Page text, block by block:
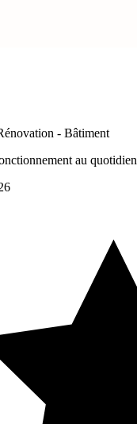
- Bâtiment
au quotidien